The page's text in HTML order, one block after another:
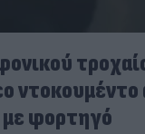
φορτηγό